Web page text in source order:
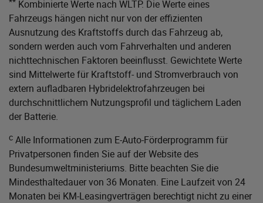
Kombinierte Werte nach WLTP. Die Werte eines
Fahrzeugs hängen nicht nur von der effizienten
Ausnutzung des Kraftstoffs durch das Fahrzeug ab,
sondern werden auch vom Fahrverhalten und anderen
nichttechnischen Faktoren beeinflusst. Gewichtete Werte
sind Mittelwerte für Kraftstoff- und Stromverbrauch von
extern aufladbaren Hybridelektrofahrzeugen bei
durchschnittlichem Nutzungsprofil und täglichem Laden
der Batterie.
c Alle Informationen zum E-Auto-Förderprogramm für
Privatpersonen finden Sie auf der Website des
Bundesumweltministeriums. Bitte beachten Sie die
Mindesthaltedauer von 36 Monaten. Eine Laufzeit von 24
Monaten bei KM-Leasingverträgen berechtigt nicht zu einer